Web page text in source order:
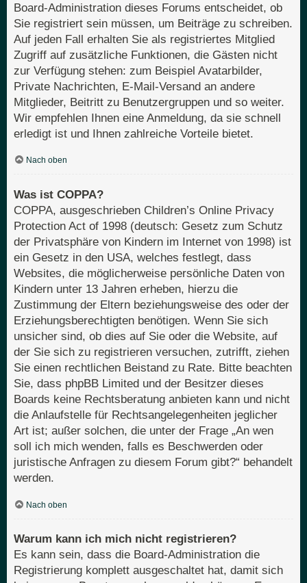
Board-Administration dieses Forums entscheidet, ob
Sie registriert sein müssen, um Beiträge zu schreiben.
Auf jeden Fall erhalten Sie als registriertes Mitglied
Zugriff auf zusätzliche Funktionen, die Gästen nicht
zur Verfügung stehen: zum Beispiel Avatarbilder,
Private Nachrichten, E-Mail-Versand an andere
Mitglieder, Beitritt zu Benutzergruppen und so weiter.
Wir empfehlen Ihnen eine Anmeldung, da sie schnell
erledigt ist und Ihnen zahlreiche Vorteile bietet.
Nach oben
Was ist COPPA?
COPPA, ausgeschrieben Children’s Online Privacy
Protection Act of 1998 (deutsch: Gesetz zum Schutz
der Privatsphäre von Kindern im Internet von 1998) ist
ein Gesetz in den USA, welches festlegt, dass
Websites, die möglicherweise persönliche Daten von
Kindern unter 13 Jahren erheben, hierzu die
Zustimmung der Eltern beziehungsweise des oder der
Erziehungsberechtigten benötigen. Wenn Sie sich
unsicher sind, ob dies auf Sie oder die Website, auf
der Sie sich zu registrieren versuchen, zutrifft, ziehen
Sie einen rechtlichen Beistand zu Rate. Bitte beachten
Sie, dass phpBB Limited und der Besitzer dieses
Boards keine Rechtsberatung anbieten kann und nicht
die Anlaufstelle für Rechtsangelegenheiten jeglicher
Art ist; außer solchen, die unter der Frage „An wen
soll ich mich wenden, falls es Beschwerden oder
juristische Anfragen zu diesem Forum gibt?“ behandelt
werden.
Nach oben
Warum kann ich mich nicht registrieren?
Es kann sein, dass die Board-Administration die
Registrierung komplett ausgeschaltet hat, damit sich